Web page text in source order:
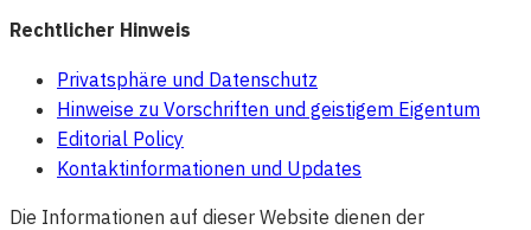
Rechtlicher Hinweis
Privatsphäre und Datenschutz
Hinweise zu Vorschriften und geistigem Eigentum
Editorial Policy
Kontaktinformationen und Updates
Die Informationen auf dieser Website dienen der